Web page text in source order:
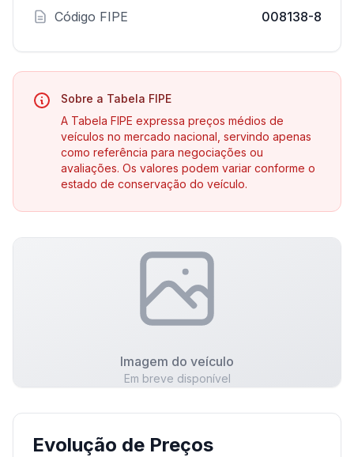
Código FIPE 008138-8
Sobre a Tabela FIPE
A Tabela FIPE expressa preços médios de
veículos no mercado nacional, servindo apenas
como referência para negociações ou
avaliações. Os valores podem variar conforme o
estado de conservação do veículo.
Imagem do veículo
Em breve disponível
Evolução de Preços